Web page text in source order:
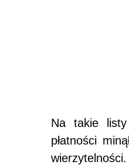
Na takie listy
płatności